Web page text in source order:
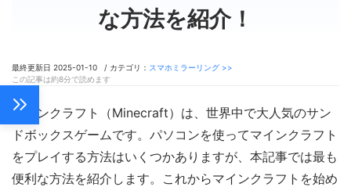
な方法を紹介！
最終更新日 2025-01-10 / カテゴリ： スマホミラーリング >>
この記事は約8分で読めます
マインクラフト（Minecraft）は、世界中で大人気のサン
ドボックスゲームです。パソコンを使ってマインクラフト
をプレイする方法はいくつかありますが、本記事では最も
便利な方法を紹介します。これからマインクラフトを始め